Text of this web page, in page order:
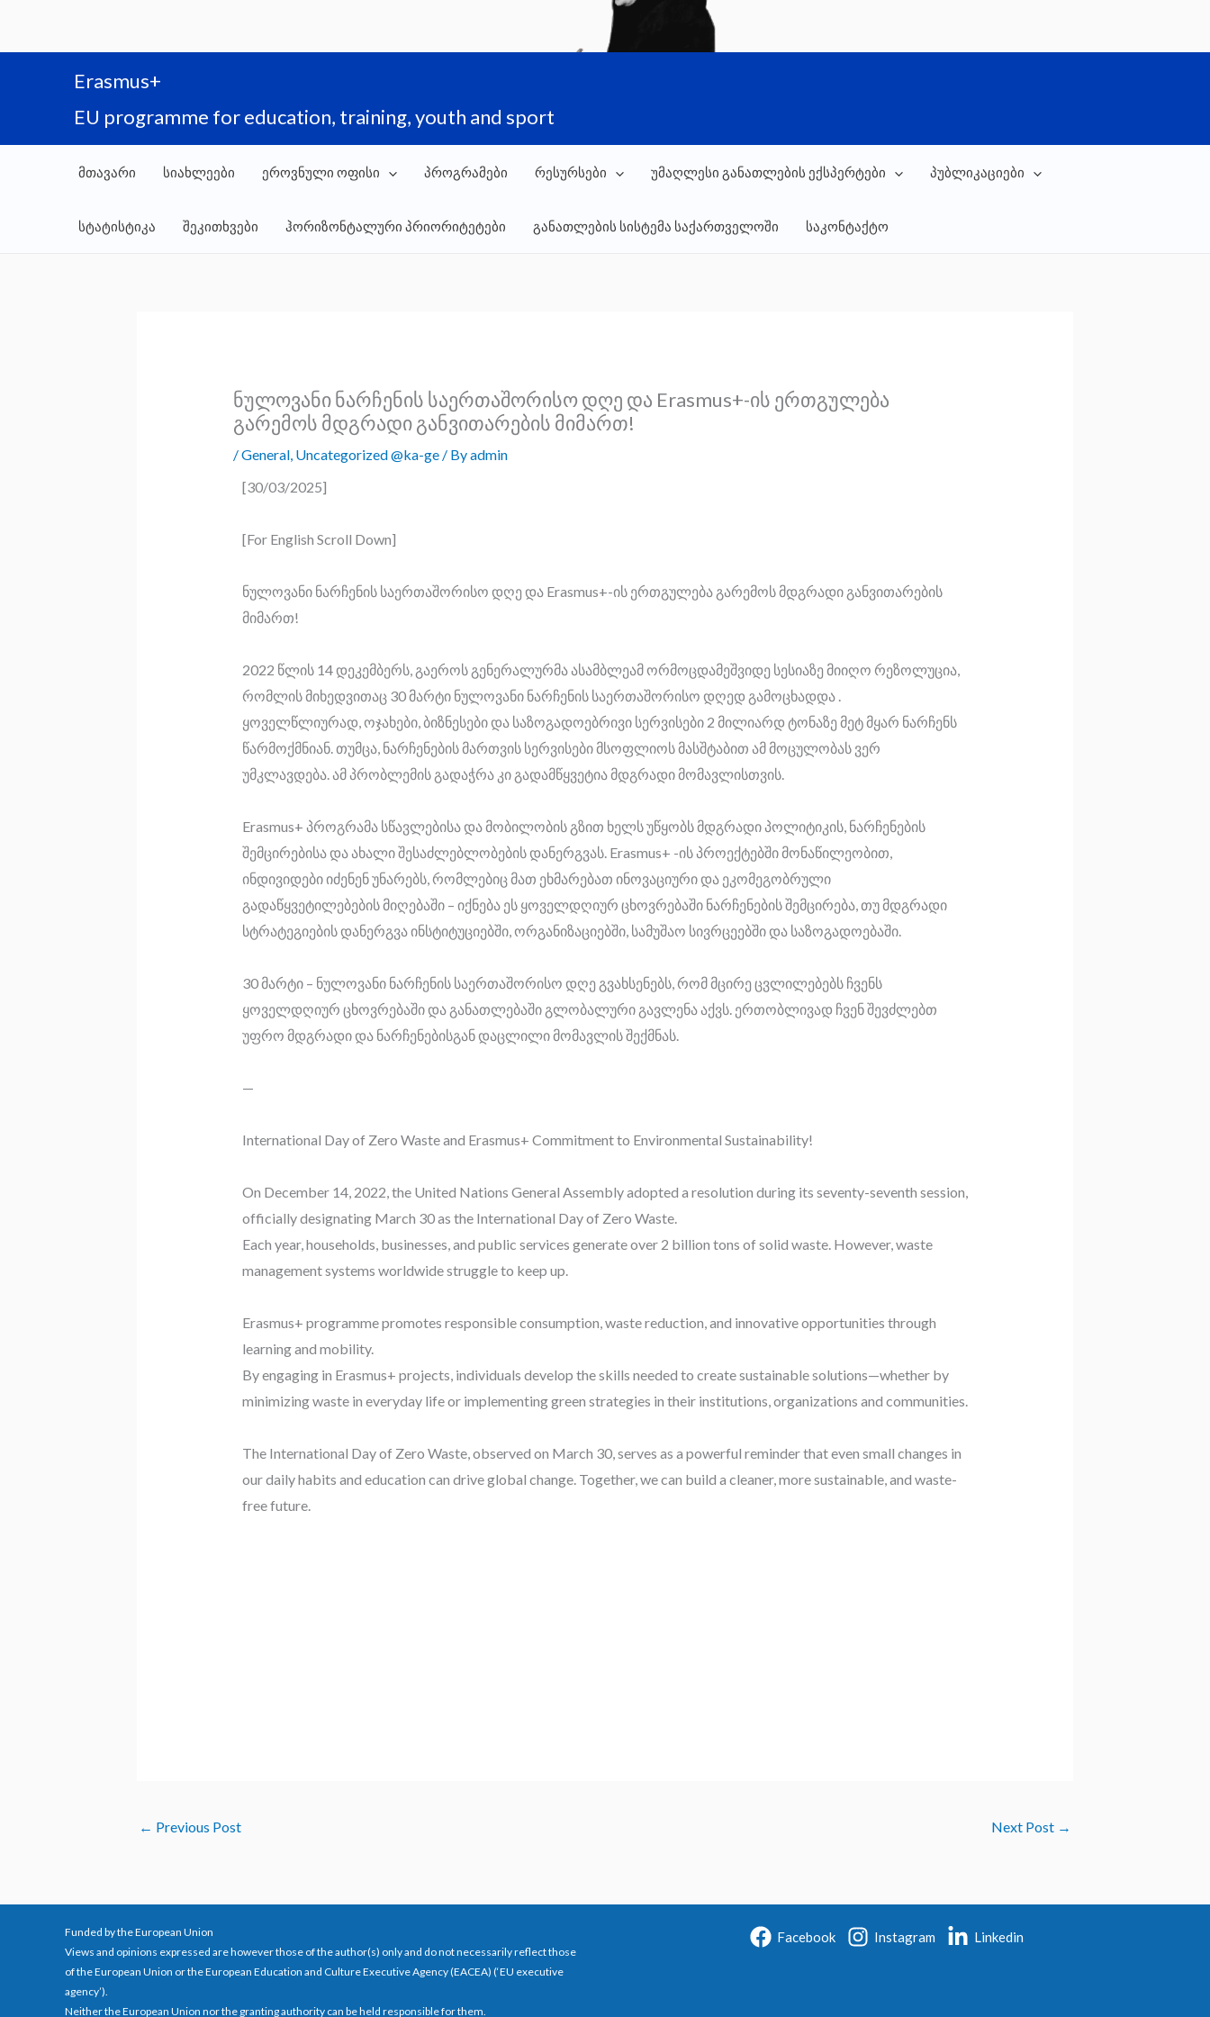
Erasmus+
EU programme for education, training, youth and sport
მთავარი სიახლეები ეროვნული ოფისი პროგრამები რესურსები უმაღლესი განათლების ექსპერტები პუბლიკაციები
სტატისტიკა შეკითხვები ჰორიზონტალური პრიორიტეტები განათლების სისტემა საქართველოში საკონტაქტო
ნულოვანი ნარჩენის საერთაშორისო დღე და Erasmus+-ის ერთგულება
გარემოს მდგრადი განვითარების მიმართ!
/General, Uncategorized @ka-ge/ Byadmin
[30/03/2025]
[For English Scroll Down]
ნულოვანი ნარჩენის საერთაშორისო დღე და Erasmus+-ის ერთგულება გარემოს მდგრადი განვითარების
მიმართ!
2022 წლის 14 დეკემბერს, გაეროს გენერალურმა ასამბლეამ ორმოცდამეშვიდე სესიაზე მიიღო რეზოლუცია,
რომლის მიხედვითაც 30 მარტი ნულოვანი ნარჩენის საერთაშორისო დღედ გამოცხადდა .
ყოველწლიურად, ოჯახები, ბიზნესები და საზოგადოებრივი სერვისები 2 მილიარდ ტონაზე მეტ მყარ ნარჩენს
წარმოქმნიან. თუმცა, ნარჩენების მართვის სერვისები მსოფლიოს მასშტაბით ამ მოცულობას ვერ
უმკლავდება. ამ პრობლემის გადაჭრა კი გადამწყვეტია მდგრადი მომავლისთვის.
Erasmus+ პროგრამა სწავლებისა და მობილობის გზით ხელს უწყობს მდგრადი პოლიტიკის, ნარჩენების
შემცირებისა და ახალი შესაძლებლობების დანერგვას. Erasmus+ -ის პროექტებში მონაწილეობით,
ინდივიდები იძენენ უნარებს, რომლებიც მათ ეხმარებათ ინოვაციური და ეკომეგობრული
გადაწყვეტილებების მიღებაში – იქნება ეს ყოველდღიურ ცხოვრებაში ნარჩენების შემცირება, თუ მდგრადი
სტრატეგიების დანერგვა ინსტიტუციებში, ორგანიზაციებში, სამუშაო სივრცეებში და საზოგადოებაში.
30 მარტი – ნულოვანი ნარჩენის საერთაშორისო დღე გვახსენებს, რომ მცირე ცვლილებებს ჩვენს
ყოველდღიურ ცხოვრებაში და განათლებაში გლობალური გავლენა აქვს. ერთობლივად ჩვენ შევძლებთ
უფრო მდგრადი და ნარჩენებისგან დაცლილი მომავლის შექმნას.
—
International Day of Zero Waste and Erasmus+ Commitment to Environmental Sustainability!
On December 14, 2022, the United Nations General Assembly adopted a resolution during its seventy-seventh session,
officially designating March 30 as the International Day of Zero Waste.
Each year, households, businesses, and public services generate over 2 billion tons of solid waste. However, waste
management systems worldwide struggle to keep up.
Erasmus+ programme promotes responsible consumption, waste reduction, and innovative opportunities through
learning and mobility.
By engaging in Erasmus+ projects, individuals develop the skills needed to create sustainable solutions—whether by
minimizing waste in everyday life or implementing green strategies in their institutions, organizations and communities.
The International Day of Zero Waste, observed on March 30, serves as a powerful reminder that even small changes in
our daily habits and education can drive global change. Together, we can build a cleaner, more sustainable, and waste-
free future.
← Previous Post Next Post →
Funded by the European Union
Views and opinions expressed are however those of the author(s) only and do not necessarily reflect those
of the European Union or the European Education and Culture Executive Agency (EACEA) (‘EU executive
agency’).
Neither the European Union nor the granting authority can be held responsible for them.
Facebook Instagram Linkedin